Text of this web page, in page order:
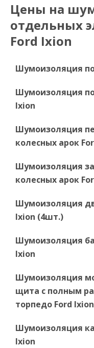
Цены на
отдельных
Ford Ixion
Шумоизоляция
Шумоизоляция
Ixion
Шумоизоляция
колесных арок
Шумоизоляция
колесных арок
Шумоизоляция
Ixion (4шт.)
Шумоизоляция
Ixion
Шумоизоляция
щита с полным
торпедо Ford Ixion
Шумоизоляция
Ixion